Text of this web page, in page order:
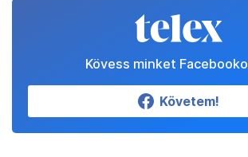
Kövess minket
Követem!